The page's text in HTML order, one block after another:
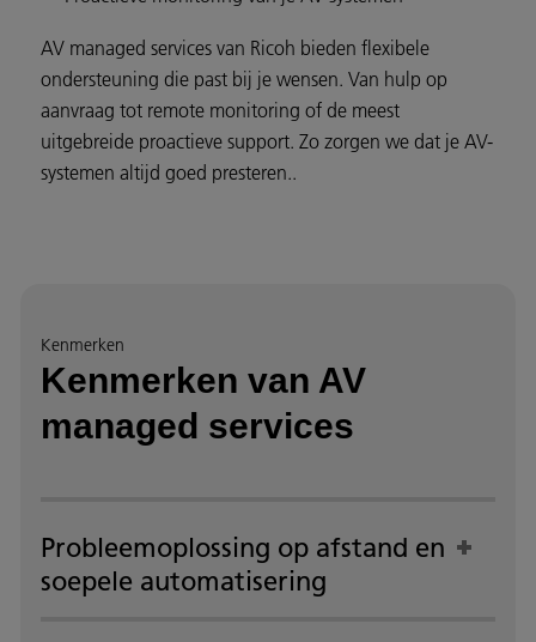
AV managed services van Ricoh bieden flexibele
ondersteuning die past bij je wensen. Van hulp op
aanvraag tot remote monitoring of de meest
uitgebreide proactieve support. Zo zorgen we dat je AV-
systemen altijd goed presteren..
Kenmerken
Kenmerken van AV
managed services
Probleemoplossing op afstand en
soepele automatisering